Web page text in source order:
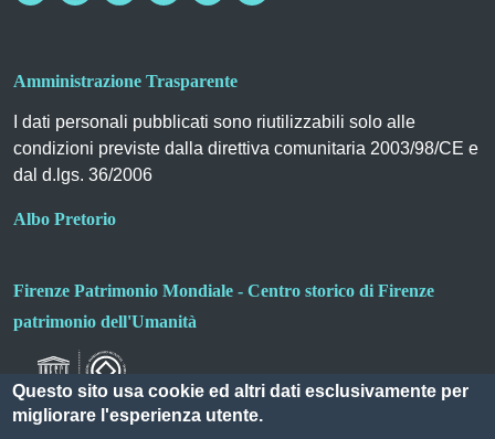
Amministrazione Trasparente
I dati personali pubblicati sono riutilizzabili solo alle
condizioni previste dalla direttiva comunitaria 2003/98/CE e
dal d.lgs. 36/2006
Albo Pretorio
Firenze Patrimonio Mondiale - Centro storico di Firenze
patrimonio dell'Umanità
Questo sito usa cookie ed altri dati esclusivamente per
migliorare l'esperienza utente.